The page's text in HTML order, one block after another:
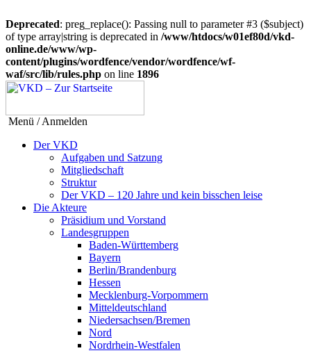
Deprecated: preg_replace(): Passing null to parameter #3 ($subject)
of type array|string is deprecated in /www/htdocs/w01ef80d/vkd-
online.de/www/wp-
content/plugins/wordfence/vendor/wordfence/wf-
waf/src/lib/rules.php on line 1896
Menü / Anmelden
Der VKD
Aufgaben und Satzung
Mitgliedschaft
Struktur
Der VKD – 120 Jahre und kein bisschen leise
Die Akteure
Präsidium und Vorstand
Landesgruppen
Baden-Württemberg
Bayern
Berlin/Brandenburg
Hessen
Mecklenburg-Vorpommern
Mitteldeutschland
Niedersachsen/Bremen
Nord
Nordrhein-Westfalen